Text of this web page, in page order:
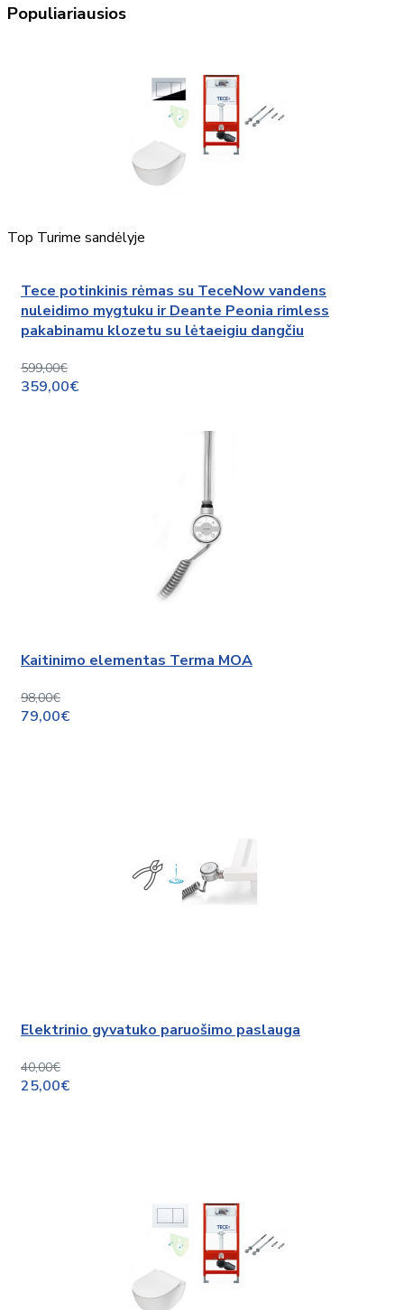
Populiariausios
Top Turime sandėlyje
Tece potinkinis rėmas su TeceNow vandens
nuleidimo mygtuku ir Deante Peonia rimless
pakabinamu klozetu su lėtaeigiu dangčiu
599,00€
359,00€
Kaitinimo elementas Terma MOA
98,00€
79,00€
Elektrinio gyvatuko paruošimo paslauga
40,00€
25,00€